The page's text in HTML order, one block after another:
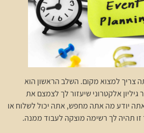
צריך למצוא מקום. השלב הראשון הוא
גיליון אלקטרוני שיעזור לך לצמצם את
יודע מה אתה מחפש, אתה יכול לשלוח או
תהיה לך רשימה מוצקה לעבוד ממנה.